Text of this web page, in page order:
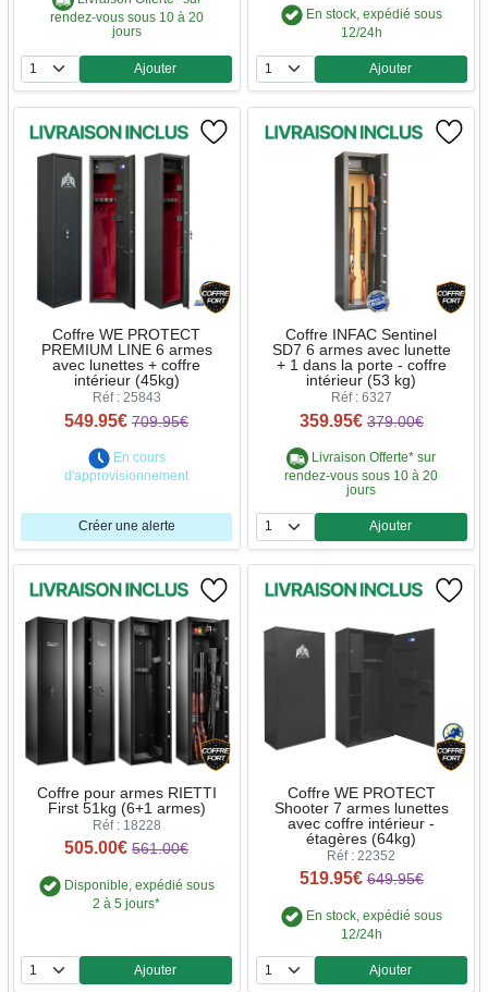
rendez-vous sous 10 à 20
jours
Quantité
Ajouter
En stock, expédié sous
12/24h
Quantité
Ajouter
Coffre WE PROTECT
PREMIUM LINE 6 armes
avec lunettes + coffre
intérieur (45kg)
Réf : 25843
549.95€ 709.95€
En cours
d'approvisionnement
Créer une alerte
Coffre INFAC Sentinel
SD7 6 armes avec lunette
+ 1 dans la porte - coffre
intérieur (53 kg)
Réf : 6327
359.95€ 379.00€
Livraison Offerte* sur
rendez-vous sous 10 à 20
jours
Quantité
Ajouter
Coffre pour armes RIETTI
First 51kg (6+1 armes)
Réf : 18228
505.00€ 561.00€
Disponible, expédié sous
2 à 5 jours*
Quantité
Ajouter
Coffre WE PROTECT
Shooter 7 armes lunettes
avec coffre intérieur -
étagères (64kg)
Réf : 22352
519.95€ 649.95€
En stock, expédié sous
12/24h
Quantité
Ajouter